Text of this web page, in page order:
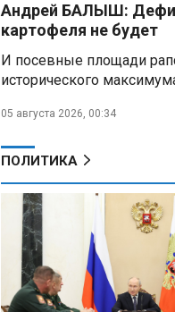
Андрей БАЛЫШ:
картофеля не будет
И посевные площади
исторического
05 августа 2026, 00:34
ПОЛИТИКА